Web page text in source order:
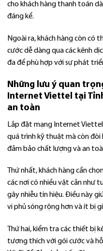
cho khách hàng thanh toán
đáng kể.
Ngoài ra, khách hàng còn có
cước dễ dàng qua các kênh
đa để phù hợp với sự phát
Những lưu ý quan
Internet Viettel tại
an toàn
Lắp đặt mạng Internet
quá trình kỹ thuật mà còn đòi
đảm bảo chất lượng và an
Thứ nhất, khách hàng cần
các nơi có nhiều vật cản như
gây nhiễu tín hiệu. Điều này
vi phủ sóng rộng hơn và ít bị
Thứ hai, kiểm tra các thiết bị
tương thích với gói cước và